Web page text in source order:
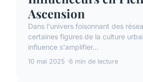
Ascension
Dans l'univers foisonnant des
certaines figures de la culture
influence s'amplifier...
10 mai 2025 6 min de lecture